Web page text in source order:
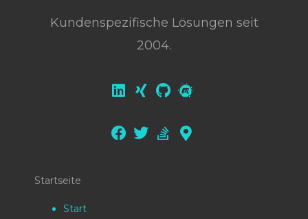
Kundenspezifische Lösungen seit
2004.
Startseite
Start